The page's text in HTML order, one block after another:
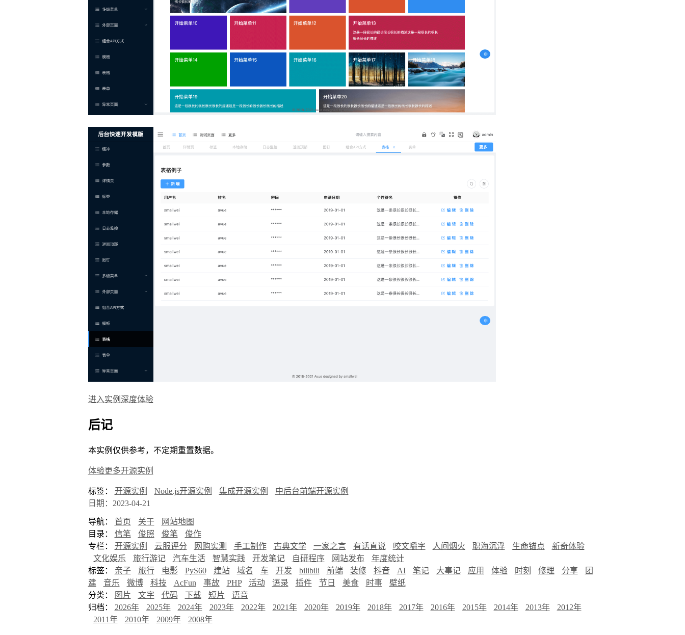
进入实例深度体验
后记
本实例仅供参考，不定期重置数据。
体验更多开源实例
标签： 开源实例 Node.js开源实例 集成开源实例
中后台前端开源实例
日期：2023-04-21
导航： 首页 关于
网站地图
目录： 信笔 俊照 俊笔
俊作
专栏： 开源实例 云服评分 网购实测 手工制作 古典文学 一家之言 有话直说 咬文嚼字 人间烟火 职海沉浮 生命锚点
新奇体验
文化娱乐
旅行游记 汽车生活 智慧实践 开发笔记 自研程序 网站发布
年度统计
标签： 亲子 旅行 电影 PyS60 建站 域名 车 开发 bilibili 前端 装修 抖音 AI 笔记 大事记 应用 体验 时刻 修理 分享
团
建
音乐 微博 科技 AcFun 事故 PHP 活动 语录 插件 节日 美食 时事
壁纸
分类：
图片 文字 代码 下载 短片
语音
归档： 2026年 2025年 2024年 2023年 2022年 2021年 2020年 2019年 2018年 2017年 2016年 2015年 2014年 2013年
2012年
2011年
2010年 2009年 2008年